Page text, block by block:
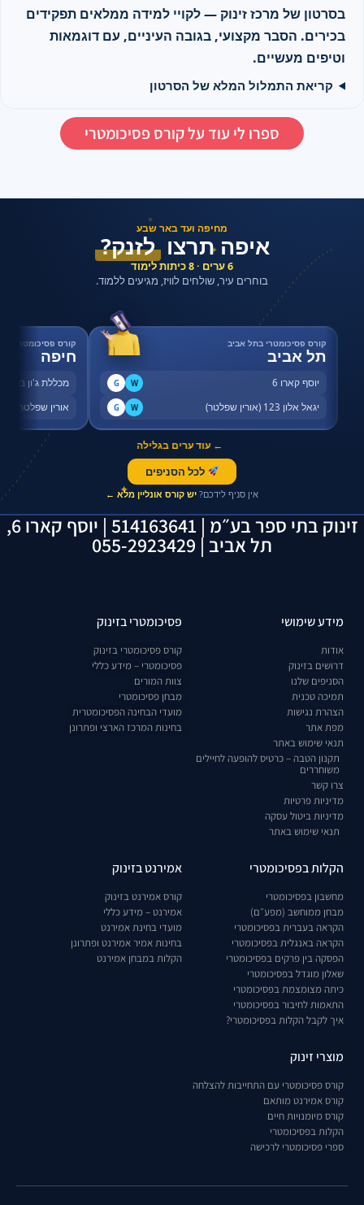
בסרטון של מרכז זינוק — לקויי למידה ממלאים תפקידים
בכירים. הסבר מקצועי, בגובה העיניים, עם דוגמאות
וטיפים מעשיים.
קריאת התמלול המלא של הסרטון
ספרו לי עוד על קורס פסיכומטרי
✦
✦
✦
מחיפה ועד באר שבע
איפה תרצולזנק?
6 ערים · 8 כיתות לימוד
בוחרים עיר, שולחים לוויז, מגיעים ללמוד.
קורס פסיכומטרי בתל אביב
תל אביב
יוסף קארו 6 W
G
יגאל אלון 123 (אורין שפלטר) W
G
קורס פסיכומטרי
חיפה
מכללת ג'ון
אורין שפלטר,
← עוד ערים בגלילה
לכל הסניפים
אין סניף לידכם? יש קורס אונליין מלא ←
זינוק בתי ספר בע״מ | 514163641 | יוסף קארו 6,
תל אביב | 055-2923429
מידע שימושי
אודות
דרושים בזינוק
הסניפים שלנו
תמיכה טכנית
הצהרת נגישות
מפת אתר
תנאי שימוש באתר
תקנון הטבה – כרטיס להופעה לחיילים
משוחררים
צרו קשר
מדיניות פרטיות
מדיניות ביטול עסקה
תנאי שימוש באתר
פסיכומטרי בזינוק
קורס פסיכומטרי בזינוק
פסיכומטרי – מידע כללי
צוות המורים
מבחן פסיכומטרי
מועדי הבחינה הפסיכומטרית
בחינות המרכז הארצי ופתרונן
הקלות בפסיכומטרי
מחשבון בפסיכומטרי
מבחן ממוחשב (מפע״ם)
הקראה בעברית בפסיכומטרי
הקראה באנגלית בפסיכומטרי
הפסקה בין פרקים בפסיכומטרי
שאלון מוגדל בפסיכומטרי
כיתה מצומצמת בפסיכומטרי
התאמות לחיבור בפסיכומטרי
איך לקבל הקלות בפסיכומטרי?
אמירנט בזינוק
קורס אמירנט בזינוק
אמירנט – מידע כללי
מועדי בחינת אמירנט
בחינות אמיר אמירנט ופתרונן
הקלות במבחן אמירנט
מוצרי זינוק
קורס פסיכומטרי עם התחייבות להצלחה
קורס אמירנט מותאם
קורס מיומנויות חיים
הקלות בפסיכומטרי
ספרי פסיכומטרי לרכישה